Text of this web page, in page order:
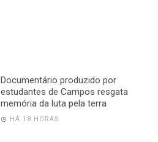
Documentário produzido por
estudantes de Campos resgata
memória da luta pela terra
HÁ 18 HORAS